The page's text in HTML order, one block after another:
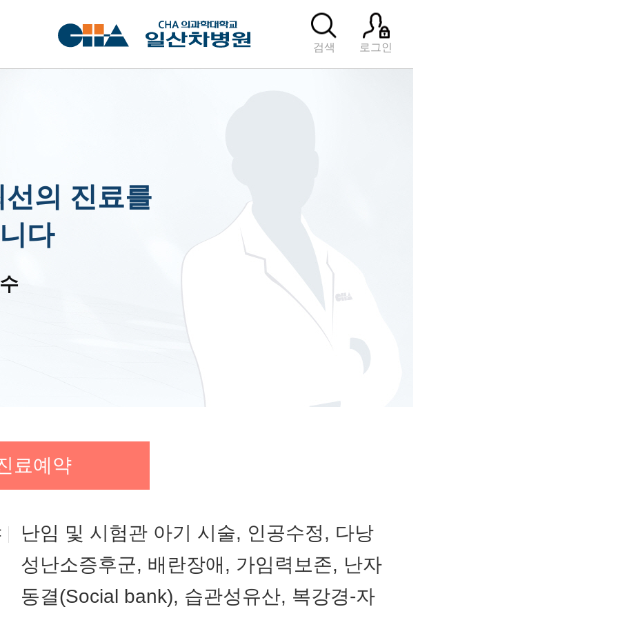
검색 로그인
의 진료를
다
료예약
난임 및 시험관 아기 시술, 인공수정, 다낭
성난소증후군, 배란장애, 가임력보존, 난자
동결(Social bank), 습관성유산, 복강경-자